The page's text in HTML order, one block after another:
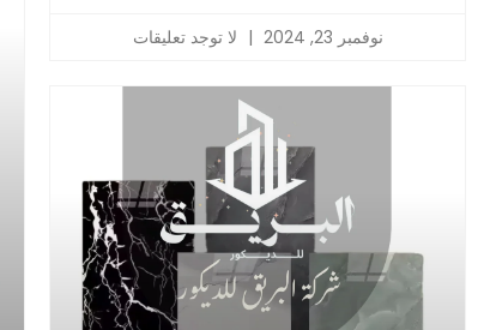
نوفمبر 23, 2024 لا توجد تعليقات